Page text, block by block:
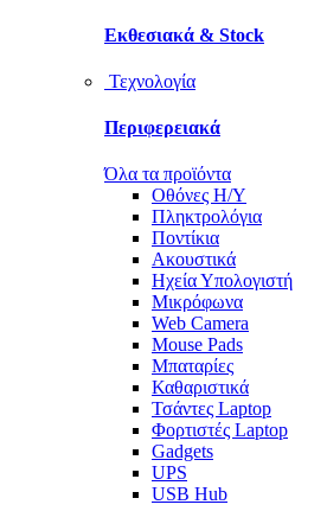
Εκθεσιακά & Stock
Τεχνολογία
Περιφερειακά
Όλα τα προϊόντα
Οθόνες Η/Υ
Πληκτρολόγια
Ποντίκια
Ακουστικά
Ηχεία Υπολογιστή
Μικρόφωνα
Web Camera
Mouse Pads
Μπαταρίες
Καθαριστικά
Τσάντες Laptop
Φορτιστές Laptop
Gadgets
UPS
USB Hub